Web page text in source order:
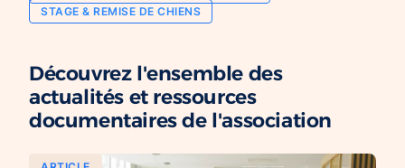
STAGE & REMISE DE CHIENS
Découvrez l'ensemble des
actualités et ressources
documentaires de l'association